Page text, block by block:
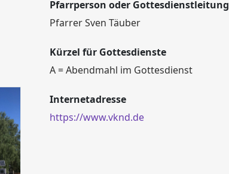
Pfarrperson oder Gottesdienstleitung
Pfarrer Sven Täuber
Kürzel für Gottesdienste
A = Abendmahl im Gottesdienst
Internetadresse
https://www.vknd.de